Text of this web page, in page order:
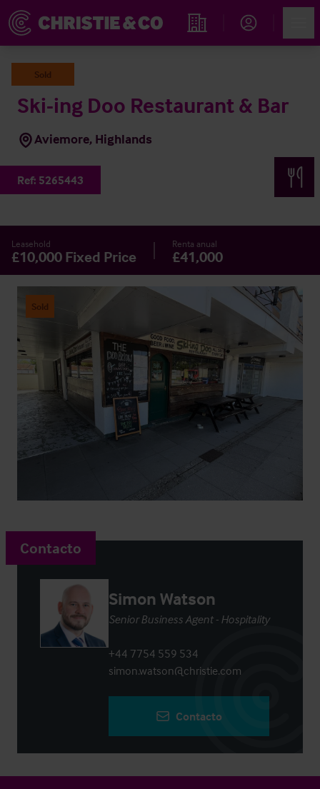
Propiedades
Sold
Ski-ing Doo Restaurant & Bar
Aviemore, Highlands
Ref: 5265443
Leasehold
£10,000 Fixed Price
Renta anual
£41,000
Sold
Contacto
Simon Watson
Senior Business Agent - Hospitality
+44 7754 559 534
simon.watson@christie.com
Contacto